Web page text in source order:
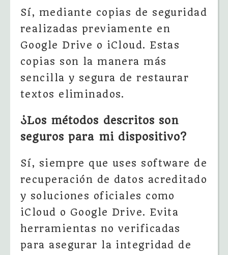
Sí, mediante copias de seguridad
realizadas previamente en
Google Drive o iCloud. Estas
copias son la manera más
sencilla y segura de restaurar
textos eliminados.
¿Los métodos descritos son
seguros para mi dispositivo?
Sí, siempre que uses software de
recuperación de datos acreditado
y soluciones oficiales como
iCloud o Google Drive. Evita
herramientas no verificadas
para asegurar la integridad de